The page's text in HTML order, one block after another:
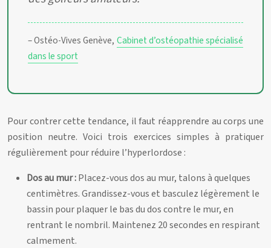
– Ostéo-Vives Genève, Cabinet d’ostéopathie spécialisé
dans le sport
Pour contrer cette tendance, il faut réapprendre au corps une
position neutre. Voici trois exercices simples à pratiquer
régulièrement pour réduire l’hyperlordose :
Dos au mur :Placez-vous dos au mur, talons à quelques
centimètres. Grandissez-vous et basculez légèrement le
bassin pour plaquer le bas du dos contre le mur, en
rentrant le nombril. Maintenez 20 secondes en respirant
calmement.